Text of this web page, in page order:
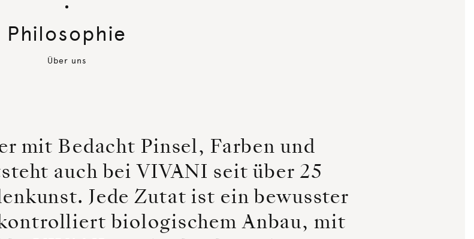
Philosophie
Über uns
mit Bedacht Pinsel, Farben und
auch bei VIVANI seit über 25
Jede Zutat ist ein bewusster
biologischem Anbau, mit